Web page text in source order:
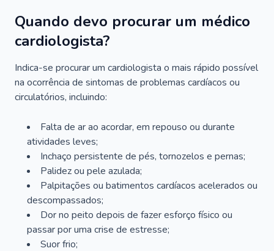
Quando devo procurar um médico
cardiologista?
Indica-se procurar um cardiologista o mais rápido possível
na ocorrência de sintomas de problemas cardíacos ou
circulatórios, incluindo:
Falta de ar ao acordar, em repouso ou durante
atividades leves;
Inchaço persistente de pés, tornozelos e pernas;
Palidez ou pele azulada;
Palpitações ou batimentos cardíacos acelerados ou
descompassados;
Dor no peito depois de fazer esforço físico ou
passar por uma crise de estresse;
Suor frio;